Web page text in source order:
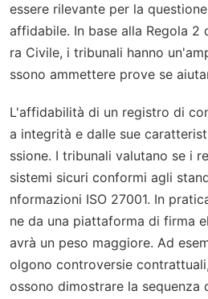
essere rilevante per la
affidabile. In base alla Regola 2
ra Civile, i tribunali hanno
ssono ammettere prove se
L'affidabilità di un registro di
a integrità e dalle sue
ssione. I tribunali valutano se i
sistemi sicuri conformi agli
nformazioni ISO 27001. In
ne da una piattaforma di firma
avrà un peso maggiore. Ad
olgono controversie
ossono dimostrare la sequenza